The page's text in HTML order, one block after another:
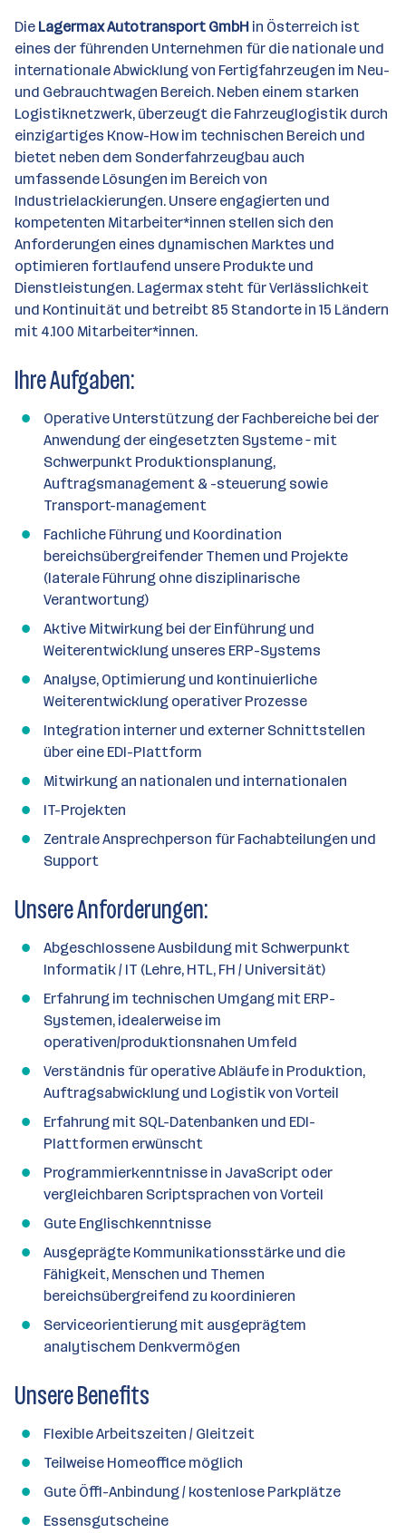
e
r
l
l
e
n
t
g
e
b
e
r
r
b
e
i
t
e
r
*
i
n
n
e
n
a
n
a
a
n
d
o
r
t
e
Die Lagermax Autotransport GmbH in Österreich ist
eines der führenden Unternehmen für die nationale und
internationale Abwicklung von Fertigfahrzeugen im Neu-
und Gebrauchtwagen Bereich. Neben einem starken
Logistiknetzwerk, überzeugt die Fahrzeuglogistik durch
einzigartiges Know-How im technischen Bereich und
bietet neben dem Sonderfahrzeugbau auch
umfassende Lösungen im Bereich von
Industrielackierungen. Unsere engagierten und
kompetenten Mitarbeiter*innen stellen sich den
Anforderungen eines dynamischen Marktes und
optimieren fortlaufend unsere Produkte und
Dienstleistungen. Lagermax steht für Verlässlichkeit
und Kontinuität und betreibt 85 Standorte in 15 Ländern
mit 4.100 Mitarbeiter*innen.
Ihre Aufgaben:
Operative Unterstützung der Fachbereiche bei der
Anwendung der eingesetzten Systeme – mit
Schwerpunkt Produktionsplanung,
Auftragsmanagement & -steuerung sowie
Transport-management
Fachliche Führung und Koordination
bereichsübergreifender Themen und Projekte
(laterale Führung ohne disziplinarische
Verantwortung)
Aktive Mitwirkung bei der Einführung und
Weiterentwicklung unseres ERP-Systems
Analyse, Optimierung und kontinuierliche
Weiterentwicklung operativer Prozesse
Integration interner und externer Schnittstellen
über eine EDI-Plattform
Mitwirkung an nationalen und internationalen
IT-Projekten
Zentrale Ansprechperson für Fachabteilungen und
Support
Unsere Anforderungen:
Abgeschlossene Ausbildung mit Schwerpunkt
Informatik / IT (Lehre, HTL, FH / Universität)
Erfahrung im technischen Umgang mit ERP-
Systemen, idealerweise im
operativen/produktionsnahen Umfeld
Verständnis für operative Abläufe in Produktion,
Auftragsabwicklung und Logistik von Vorteil
Erfahrung mit SQL-Datenbanken und EDI-
Plattformen erwünscht
Programmierkenntnisse in JavaScript oder
vergleichbaren Scriptsprachen von Vorteil
Gute Englischkenntnisse
Ausgeprägte Kommunikationsstärke und die
Fähigkeit, Menschen und Themen
bereichsübergreifend zu koordinieren
Serviceorientierung mit ausgeprägtem
analytischem Denkvermögen
Unsere Benefits
Flexible Arbeitszeiten / Gleitzeit
Teilweise Homeoffice möglich
Gute Öffi-Anbindung / kostenlose Parkplätze
Essensgutscheine